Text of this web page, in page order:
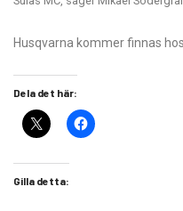
Husqvarna kommer finnas
Dela det här:
Gilla detta: